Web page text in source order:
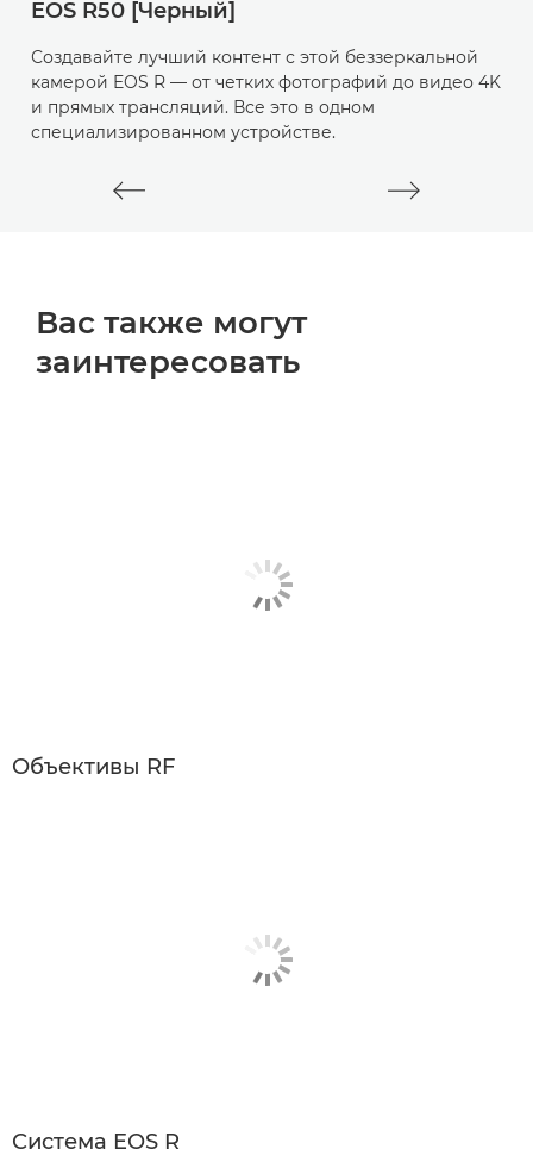
EOS R50 [Черный]
Создавайте лучший контент с этой беззеркальной
камерой EOS R — от четких фотографий до видео 4K
и прямых трансляций. Все это в одном
специализированном устройстве.
Вас также могут
заинтересовать
Объективы RF
Система EOS R